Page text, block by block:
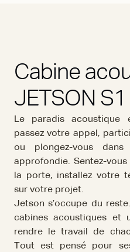
Cabine
JETSON S1
Le paradis acoustique
passez votre appel,
ou plongez-vous
approfondie. Sentez-
la porte, installez votre
sur votre projet.
Jetson s’occupe du
cabines acoustiques et
rendre le travail de
Tout est pensé pour